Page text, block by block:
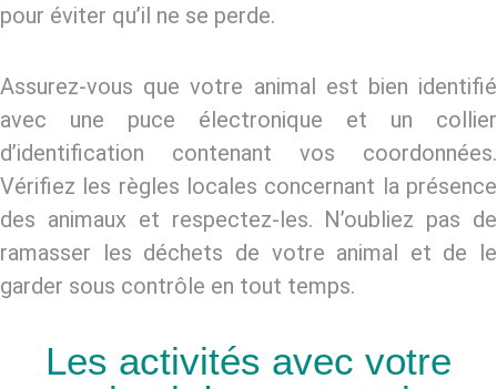
pour éviter qu’il ne se perde.
Assurez-vous que votre animal est bien identifié
avec une puce électronique et un collier
d’identification contenant vos coordonnées.
Vérifiez les règles locales concernant la présence
des animaux et respectez-les. N’oubliez pas de
ramasser les déchets de votre animal et de le
garder sous contrôle en tout temps.
Les activités avec votre